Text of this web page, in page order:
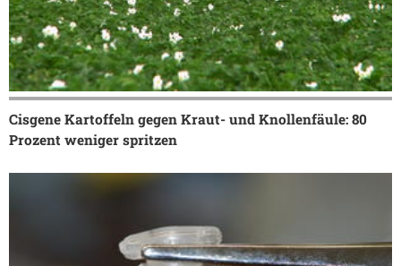
Cisgene Kartoffeln gegen Kraut- und Knollenfäule: 80
Prozent weniger spritzen